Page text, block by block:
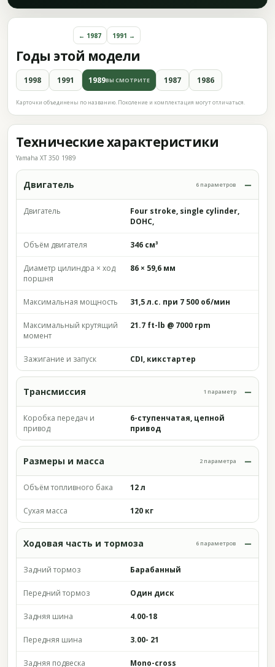
Годы этой модели
← 1987 1991 →
1998 1991 1989ВЫ СМОТРИТЕ 1987 1986
Карточки объединены по названию. Поколение и комплектация могут отличаться.
Технические характеристики
Yamaha XT 350 1989
Двигатель 6 параметров
Двигатель
Four stroke, single cylinder,
DOHC,
Объём двигателя 346 см³
Диаметр цилиндра × ход
поршня
86 × 59,6 мм
Максимальная мощность 31,5 л.с. при 7 500 об/мин
Максимальный крутящий
момент
21.7 ft-lb @ 7000 rpm
Зажигание и запуск CDI, кикстартер
Трансмиссия 1 параметр
Коробка передач и
привод
6-ступенчатая, цепной
привод
Размеры и масса 2 параметра
Объём топливного бака 12 л
Сухая масса 120 кг
Ходовая часть и тормоза 6 параметров
Задний тормоз Барабанный
Передний тормоз Один диск
Задняя шина 4.00-18
Передняя шина 3.00- 21
Задняя подвеска Mono-cross